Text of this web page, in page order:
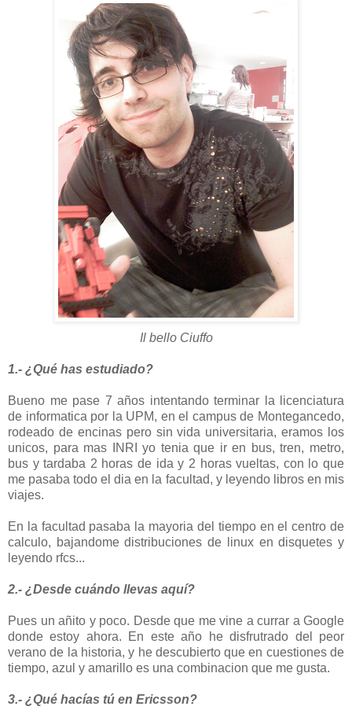
Il bello Ciuffo
1.- ¿Qué has estudiado?
Bueno me pase 7 años intentando terminar la licenciatura
de informatica por la UPM, en el campus de Montegancedo,
rodeado de encinas pero sin vida universitaria, eramos los
unicos, para mas INRI yo tenia que ir en bus, tren, metro,
bus y tardaba 2 horas de ida y 2 horas vueltas, con lo que
me pasaba todo el dia en la facultad, y leyendo libros en mis
viajes.
En la facultad pasaba la mayoria del tiempo en el centro de
calculo, bajandome distribuciones de linux en disquetes y
leyendo rfcs...
2.- ¿Desde cuándo llevas aquí?
Pues un añito y poco. Desde que me vine a currar a Google
donde estoy ahora. En este año he disfrutrado del peor
verano de la historia, y he descubierto que en cuestiones de
tiempo, azul y amarillo es una combinacion que me gusta.
3.- ¿Qué hacías tú en Ericsson?